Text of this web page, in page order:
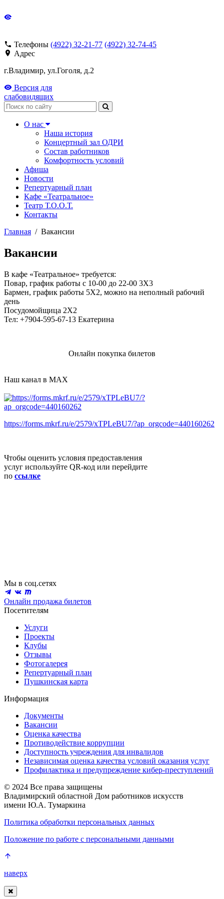
Телефоны (4922) 32-21-77 (4922) 32-74-45
Адрес
г.Владимир, ул.Гоголя, д.2
Версия для
слабовидящих
Поиск
О нас
Наша история
Концертный зал ОДРИ
Состав работников
Комфортность условий
Афиша
Новости
Репертуарный план
Кафе «Театральное»
Театр Т.О.О.Т.
Контакты
Главная / Вакансии
Вакансии
В кафе «Театральное» требуется:
Повар, график работы с 10-00 до 22-00 3Х3
Бармен, график работы 5Х2, можно на неполный рабочий
день
Посудомойщица 2Х2
Тел: +7904-595-67-13 Екатерина
Онлайн покупка билетов
Наш канал в MAX
https://forms.mkrf.ru/e/2579/xTPLeBU7/?ap_orgcode=440160262
Чтобы оценить условия предоставления
услуг используйте QR-код или перейдите
по ссылке
Мы в соц.сетях
Онлайн продажа билетов
Посетителям
Услуги
Проекты
Клубы
Отзывы
Фотогалерея
Репертуарный план
Пушкинская карта
Информация
Документы
Вакансии
Оценка качества
Противодействие коррупции
Доступность учреждения для инвалидов
Независимая оценка качества условий оказания услуг
Профилактика и предупреждение кибер-преступлений
© 2024 Все права защищены
Владимирский областной Дом работников искусств
имени Ю.А. Тумаркина
Политика обработки персональных данных
Положение по работе с персональными данными
наверх